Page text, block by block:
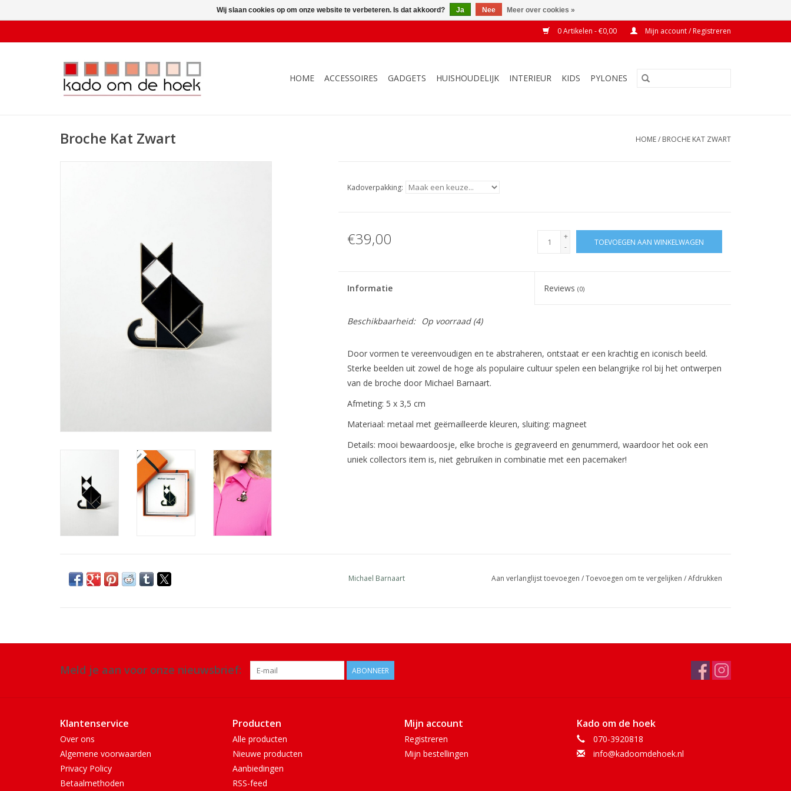
0 Artikelen - €0,00 Mijn account / Registreren
HOME ACCESSOIRES GADGETS HUISHOUDELIJK INTERIEUR KIDS PYLONES
Broche Kat Zwart HOME/ BROCHE KAT ZWART
Kadoverpakking:
€39,00
+
-
TOEVOEGEN AAN WINKELWAGEN
Informatie Reviews(0)
Beschikbaarheid: Op voorraad(4)
Door vormen te vereenvoudigen en te abstraheren, ontstaat er een krachtig en iconisch beeld.
Sterke beelden uit zowel de hoge als populaire cultuur spelen een belangrijke rol bij het ontwerpen
van de broche door Michael Barnaart.
Afmeting: 5 x 3,5 cm
Materiaal: metaal met geëmailleerde kleuren, sluiting: magneet
Details: mooi bewaardoosje, elke broche is gegraveerd en genummerd, waardoor het ook een
uniek collectors item is, niet gebruiken in combinatie met een pacemaker!
Michael Barnaart Aan verlanglijst toevoegen /Toevoegen om te vergelijken /Afdrukken
Meld je aan voor onze nieuwsbrief: ABONNEER
Klantenservice
Over ons
Algemene voorwaarden
Privacy Policy
Betaalmethoden
Producten
Alle producten
Nieuwe producten
Aanbiedingen
RSS-feed
Mijn account
Registreren
Mijn bestellingen
Kado om de hoek
070-3920818
info@kadoomdehoek.nl
Wij slaan cookies op om onze website te verbeteren. Is dat akkoord? Ja Nee Meer over cookies »